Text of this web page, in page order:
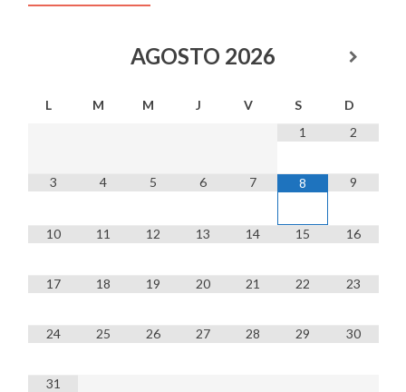
AGOSTO 2026
L M M J V S
D
1
2
3 4 5 6 7 8 9
10 11 12 13 14 15 16
17 18 19 20 21 22 23
24 25 26 27 28 29 30
31